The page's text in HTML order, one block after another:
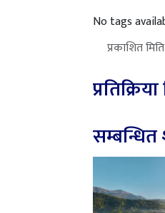
No tags
प्रकाशित
सम्बन्धित